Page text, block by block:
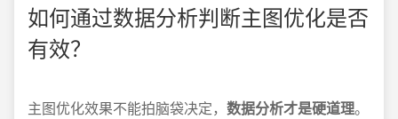
如何通过数据分析判断主图优化是否
有效？
主图优化效果不能拍脑袋决定， 数据分析才是硬道理。